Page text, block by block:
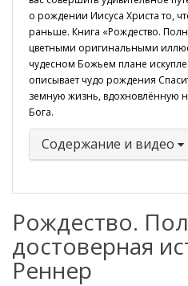
о рождении Иисуса Христа то,
раньше. Книга «Рождество.
цветными оригинальными
чудесном Божьем плане
описывает чудо рождения
земную жизнь, вдохновлённую
Бога.
Содержание и видео
Рождество.
достоверная
Реннер